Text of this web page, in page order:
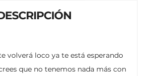
volverá loco ya te está esperando
que no tenemos nada más con